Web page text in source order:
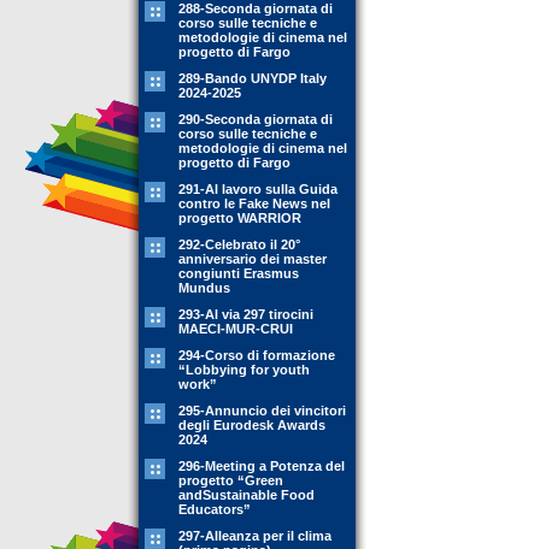
288-Seconda giornata di
corso sulle tecniche e
metodologie di cinema nel
progetto di Fargo
289-Bando UNYDP Italy
2024-2025
290-Seconda giornata di
corso sulle tecniche e
metodologie di cinema nel
progetto di Fargo
291-Al lavoro sulla Guida
contro le Fake News nel
progetto WARRIOR
292-Celebrato il 20°
anniversario dei master
congiunti Erasmus
Mundus
293-Al via 297 tirocini
MAECI-MUR-CRUI
294-Corso di formazione
“Lobbying for youth
work”
295-Annuncio dei vincitori
degli Eurodesk Awards
2024
296-Meeting a Potenza del
progetto “Green
andSustainable Food
Educators”
297-Alleanza per il clima